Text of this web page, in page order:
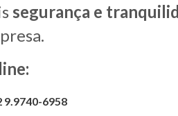
segurança e
6958